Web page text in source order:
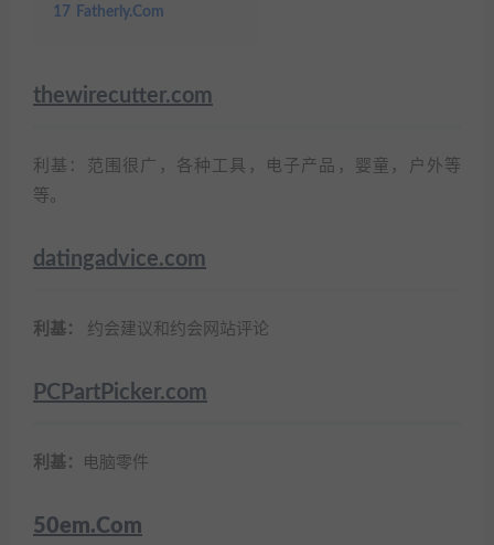
17
Fatherly.Com
thewirecutter.com
利基：范围很广，各种工具，电子产品，婴童，户外等
等。
datingadvice.com
利基： 约会建议和约会网站评论
PCPartPicker.com
利基： 电脑零件
50em.Com